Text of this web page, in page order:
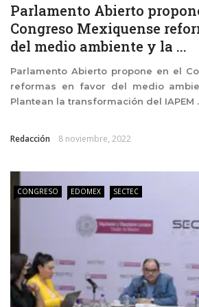
Parlamento Abierto
Congreso Mexiquense
del medio ambiente y la ...
Parlamento Abierto propone en el
reformas en favor del medio
Plantean la transformación del IAPEM
Redacción 8 noviembre, 2022
CONGRESO EDOMEX SECTEC